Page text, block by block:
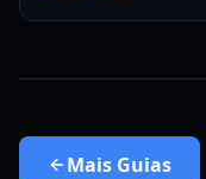
Mais Guias